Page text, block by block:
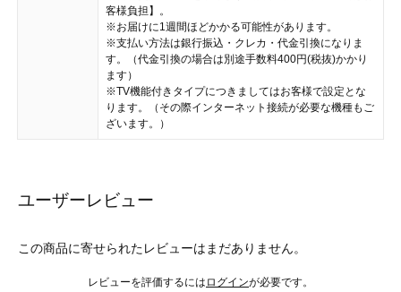
客様負担】。
※お届けに1週間ほどかかる可能性があります。
※支払い方法は銀行振込・クレカ・代金引換になりま
す。（代金引換の場合は別途手数料400円(税抜)かかり
ます）
※TV機能付きタイプにつきましてはお客様で設定とな
ります。（その際インターネット接続が必要な機種もご
ざいます。）
ユーザーレビュー
この商品に寄せられたレビューはまだありません。
レビューを評価するには ログインが必要です。